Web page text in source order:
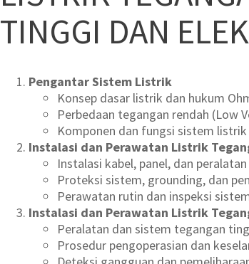
TINGGI DAN
Pengantar Sistem Listrik
Konsep dasar listrik dan hukum
Perbedaan tegangan rendah (Low
Komponen dan fungsi sistem listrik
Instalasi dan Perawatan Listrik
Instalasi kabel, panel, dan
Proteksi sistem, grounding, dan
Perawatan rutin dan inspeksi
Instalasi dan Perawatan Listrik
Peralatan dan sistem tegangan
Prosedur pengoperasian dan